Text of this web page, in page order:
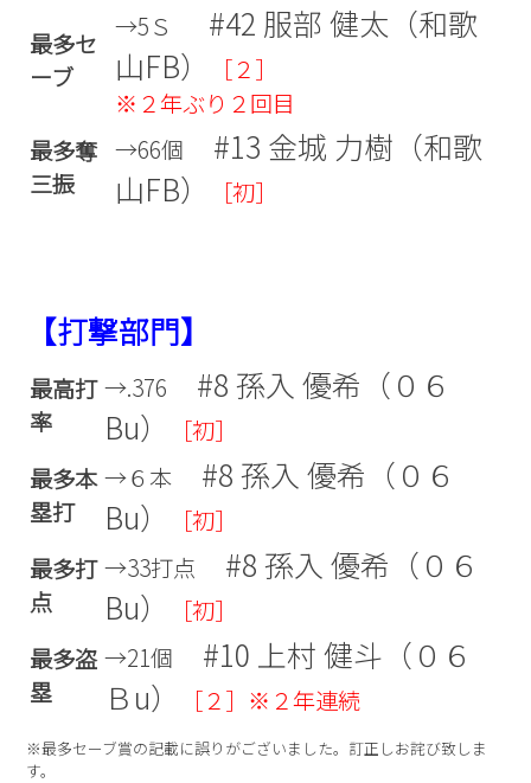
最多セ
ーブ
→5Ｓ
#42 服部 健太（和歌
山FB）
［２］
※２年ぶり２回目
最多奪
三振
→66個
#13 金城 力樹（和歌
山FB）
［初］
【打撃部門】
最高打
率
→.376
#8 孫入 優希（０６
Bu）
［初］
最多本
塁打
→６本
#8 孫入 優希（０６
Bu）
［初］
最多打
点
→33打点
#8 孫入 優希（０６
Bu）
［初］
最多盗
塁
→21個
#10 上村 健斗（０６
Ｂu）
［２］※２年連続
※最多セーブ賞の記載に誤りがございました。訂正しお詫び致しま
す。